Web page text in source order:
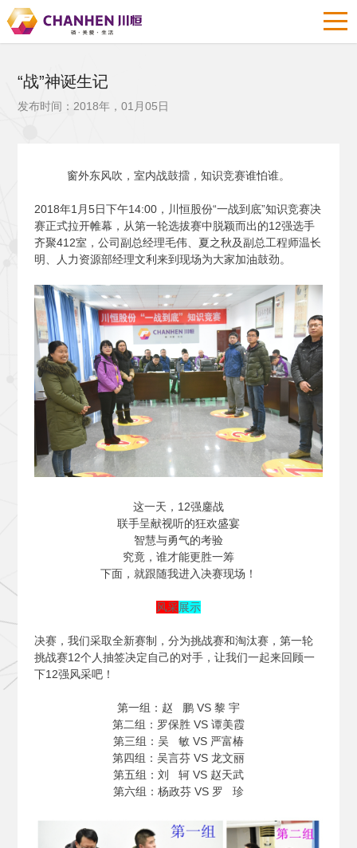
“战”神诞生记
发布时间：2018年，01月05日
窗外东风吹，室内战鼓擂，知识竞赛谁怕谁。
2018年1月5日下午14:00，川恒股份“一战到底”知识竞赛决
赛正式拉开帷幕，从第一轮选拔赛中脱颖而出的12强选手
齐聚412室，公司副总经理毛伟、夏之秋及副总工程师温长
明、人力资源部经理文利来到现场为大家加油鼓劲。
这一天，12强鏖战
联手呈献视听的狂欢盛宴
智慧与勇气的考验
究竟，谁才能更胜一筹
下面，就跟随我进入决赛现场！
风采展示
决赛，我们采取全新赛制，分为挑战赛和淘汰赛，第一轮
挑战赛12个人抽签决定自己的对手，让我们一起来回顾一
下12强风采吧！
第一组：赵 鹏 VS 黎 宇
第二组：罗保胜 VS 谭美霞
第三组：吴 敏 VS 严富椿
第四组：吴言芬 VS 龙文丽
第五组：刘 轲 VS 赵天武
第六组：杨政芬 VS 罗 珍